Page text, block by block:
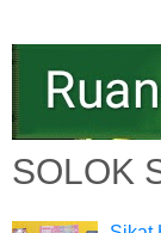
SOLOK